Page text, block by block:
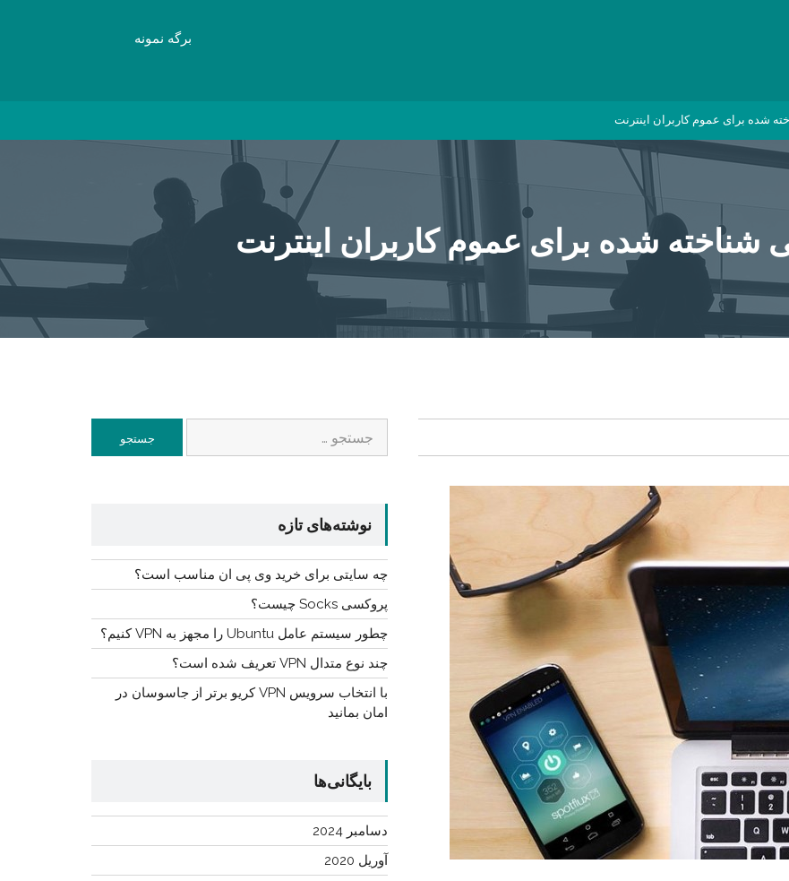
برگه نمونه
برای:
نوشته‌های تازه
چه سایتی برای خرید وی پی ان مناسب است؟
پروکسی Socks چیست؟
چطور سیستم عامل Ubuntu را مجهز به VPN کنیم؟
چند نوع متدال VPN تعریف شده است؟
با انتخاب سرویس VPN کریو برتر از جاسوسان در
امان بمانید
بایگانی‌ها
دسامبر 2024
آوریل 2020